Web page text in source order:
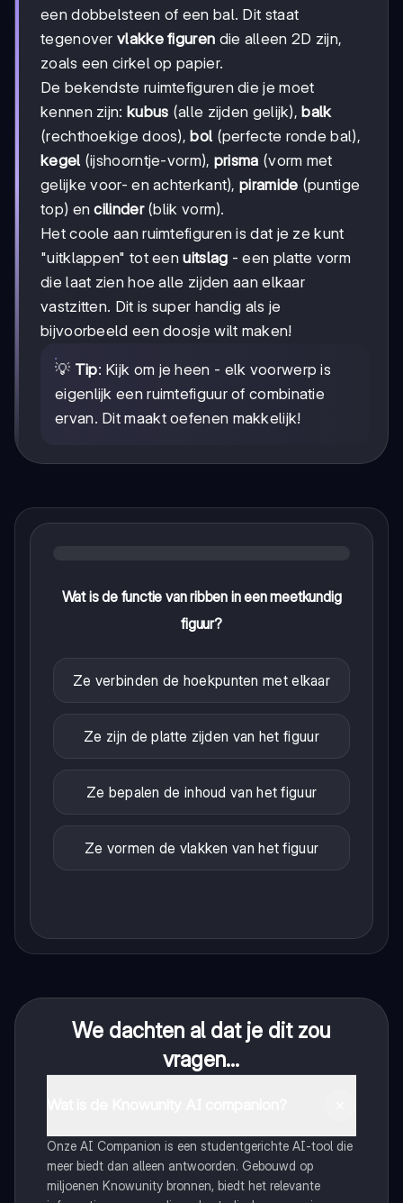
een dobbelsteen of een bal. Dit staat
tegenovervlakke figuren die alleen 2D zijn,
zoals een cirkel op papier.
De bekendste ruimtefiguren die je moet
kennen zijn: kubus (alle zijden gelijk),balk
(rechthoekige doos),bol (perfecte ronde bal),
kegel (ijshoorntje-vorm), prisma (vorm met
gelijke voor- en achterkant),piramide (puntige
top) encilinder(blik vorm).
Het coole aan ruimtefiguren is dat je ze kunt
"uitklappen" tot eenuitslag - een platte vorm
die laat zien hoe alle zijden aan elkaar
vastzitten. Dit is super handig als je
bijvoorbeeld een doosje wilt maken!
💡 Tip: Kijk om je heen - elk voorwerp is
eigenlijk een ruimtefiguur of combinatie
ervan. Dit maakt oefenen makkelijk!
Wat is de functie van ribben in een meetkundig
figuur?
Ze verbinden de hoekpunten met elkaar
Ze zijn de platte zijden van het figuur
Ze bepalen de inhoud van het figuur
Ze vormen de vlakken van het figuur
We dachten al dat je dit zou
vragen...
Onze AI Companion is een studentgerichte AI-tool die
meer biedt dan alleen antwoorden. Gebouwd op
miljoenen Knowunity bronnen, biedt het relevante